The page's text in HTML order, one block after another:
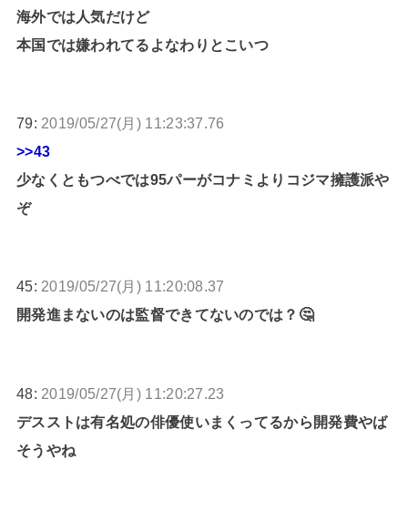
海外では人気だけど
本国では嫌われてるよなわりとこいつ
79: 2019/05/27(月) 11:23:37.76
>>43
少なくともつべでは95パーがコナミよりコジマ擁護派や
ぞ
45: 2019/05/27(月) 11:20:08.37
開発進まないのは監督できてないのでは？🤔
48: 2019/05/27(月) 11:20:27.23
デスストは有名処の俳優使いまくってるから開発費やば
そうやね